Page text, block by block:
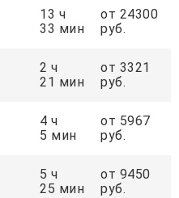
13 ч
33 мин
от 24300
руб.
2 ч
21 мин
от 3321
руб.
4 ч
5 мин
от 5967
руб.
5 ч
25 мин
от 9450
руб.